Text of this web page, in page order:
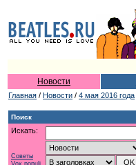
Новости
Главная / Новости / 4 мая 2016 года
Поиск
Искать:
Советы
Vox populi